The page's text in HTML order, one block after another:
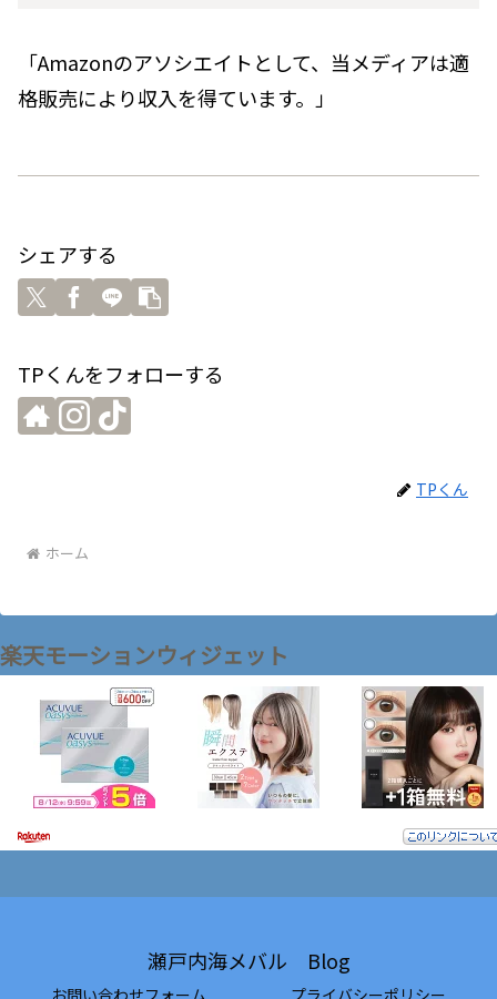
「Amazonのアソシエイトとして、当メディアは適
格販売により収入を得ています。」
シェアする
TPくんをフォローする
TPくん
ホーム
楽天モーションウィジェット
瀬戸内海メバル Blog
お問い合わせフォーム プライバシーポリシー